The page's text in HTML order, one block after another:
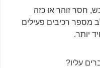
חסר זוהר או כזה
מספר רכיבים פעילים
יותר.